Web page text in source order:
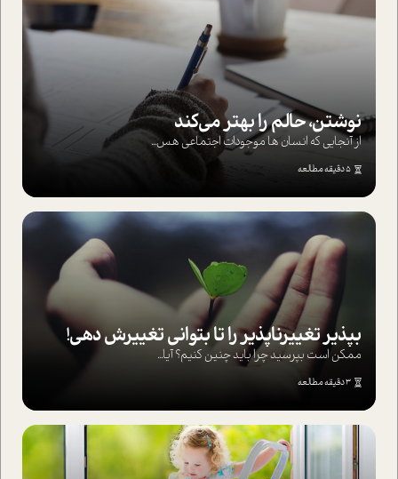
نوشتن، حالم را بهتر می‌کند
از آنجایی که انسان ها موجودات اجتماعی هس...
5 دقیقه مطالعه
بپذير تغييرناپذير را تا بتواني تغييرش دهي!‏
ممکن است بپرسيد چرا بايد چنين کنيم؟ آيا...
3 دقیقه مطالعه